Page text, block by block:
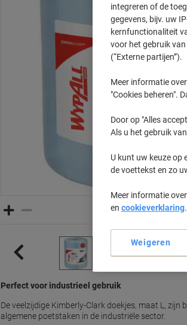
Perfect voor industrieel gebruik
De veelzijdige Kimberly-Clark doekjes, maat L, zijn
algemene poetstaken in de industriële sector.
integreren of de
gegevens, bijv. uw
kernfunctionaliteit
voor het gebruik
(“Externe partijen”).
Meer informatie
"Cookies beheren".
Door op "Alles
Als u het gebruik
U kunt uw keuze op
de voettekst en zo
Meer informatie
en cookieverklaring.
Weigeren